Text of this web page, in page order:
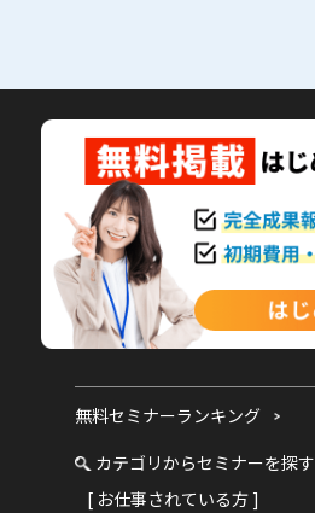
無料セミナーランキング
カテゴリからセミナーを探す
[ お仕事されている方 ]